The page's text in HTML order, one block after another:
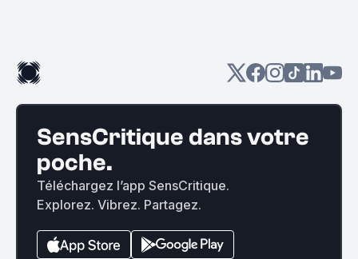
SensCritique dans votre
poche.
Téléchargez l’app SensCritique.
Explorez. Vibrez. Partagez.